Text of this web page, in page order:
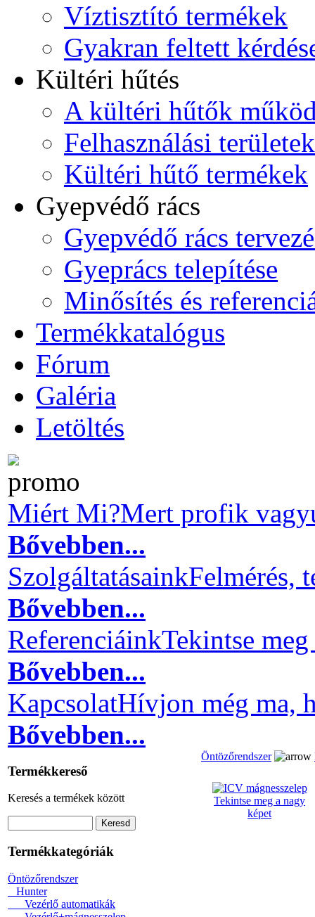
Víztisztító termékek
Gyakran feltett
Kültéri hűtés
A kültéri hűtők
Felhasználási területek
Kültéri hűtő termékek
Gyepvédő rács
Gyepvédő rács
Gyeprács telepítése
Minősítés és
Termékkatalógus
Fórum
Galéria
Letöltés
Miért Mi?Mert profik
Bővebben...
SzolgáltatásainkFelmérés,
Bővebben...
ReferenciáinkTekintse
Bővebben...
KapcsolatHívjon még ma,
Bővebben...
Termékkereső
Keresés a termékek között
Termékkategóriák
Öntözőrendszer
Hunter
Vezérlő automatikák
Öntözőrendszer
Tekintse meg a nagy
képet